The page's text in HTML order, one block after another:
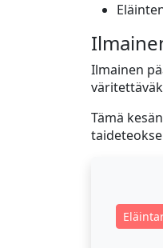
Ilmainen
Tämä